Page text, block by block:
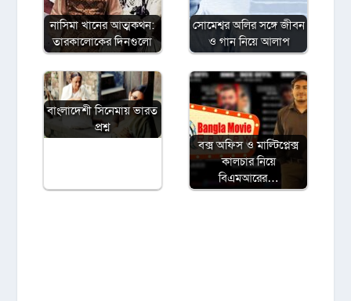
নাসিমা খানের আত্মকথন:
তারকালোকের দিনগুলো
সোমেশ্বর অলির সঙ্গে জীবন
ও গান নিয়ে আলাপ
বাংলাদেশী সিনেমায় ভারত
প্রশ্ন
বক্স অফিস ও মাল্টিপ্লেক্স
কালচার নিয়ে
বিএমআরের…